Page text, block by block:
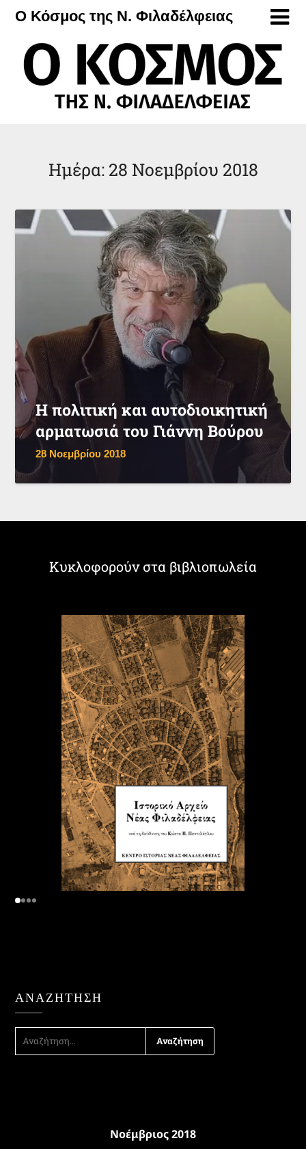
Μετάβαση
περιεχόμενο
Ο Κόσμος της Ν. Φιλαδέλφειας
Ημέρα: 28 Νοεμβρίου 2018
Η πολιτική και αυτοδιοικητική
αρματωσιά του Γιάννη Βούρου
28 Νοεμβρίου 2018
Κυκλοφορούν στα βιβλιοπωλεία
ΑΝΑΖΉΤΗΣΗ
ΑΝΑΖΉΤΗΣΗ
ΓΙΑ:
Νοέμβριος 2018